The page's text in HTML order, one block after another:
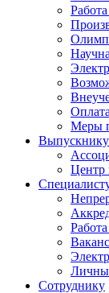
Меры
Выпускнику
Центр
Сотруднику